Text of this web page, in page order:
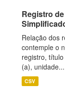
Registro
Relação dos
contemple o
registro,
(a), unidade...
CSV